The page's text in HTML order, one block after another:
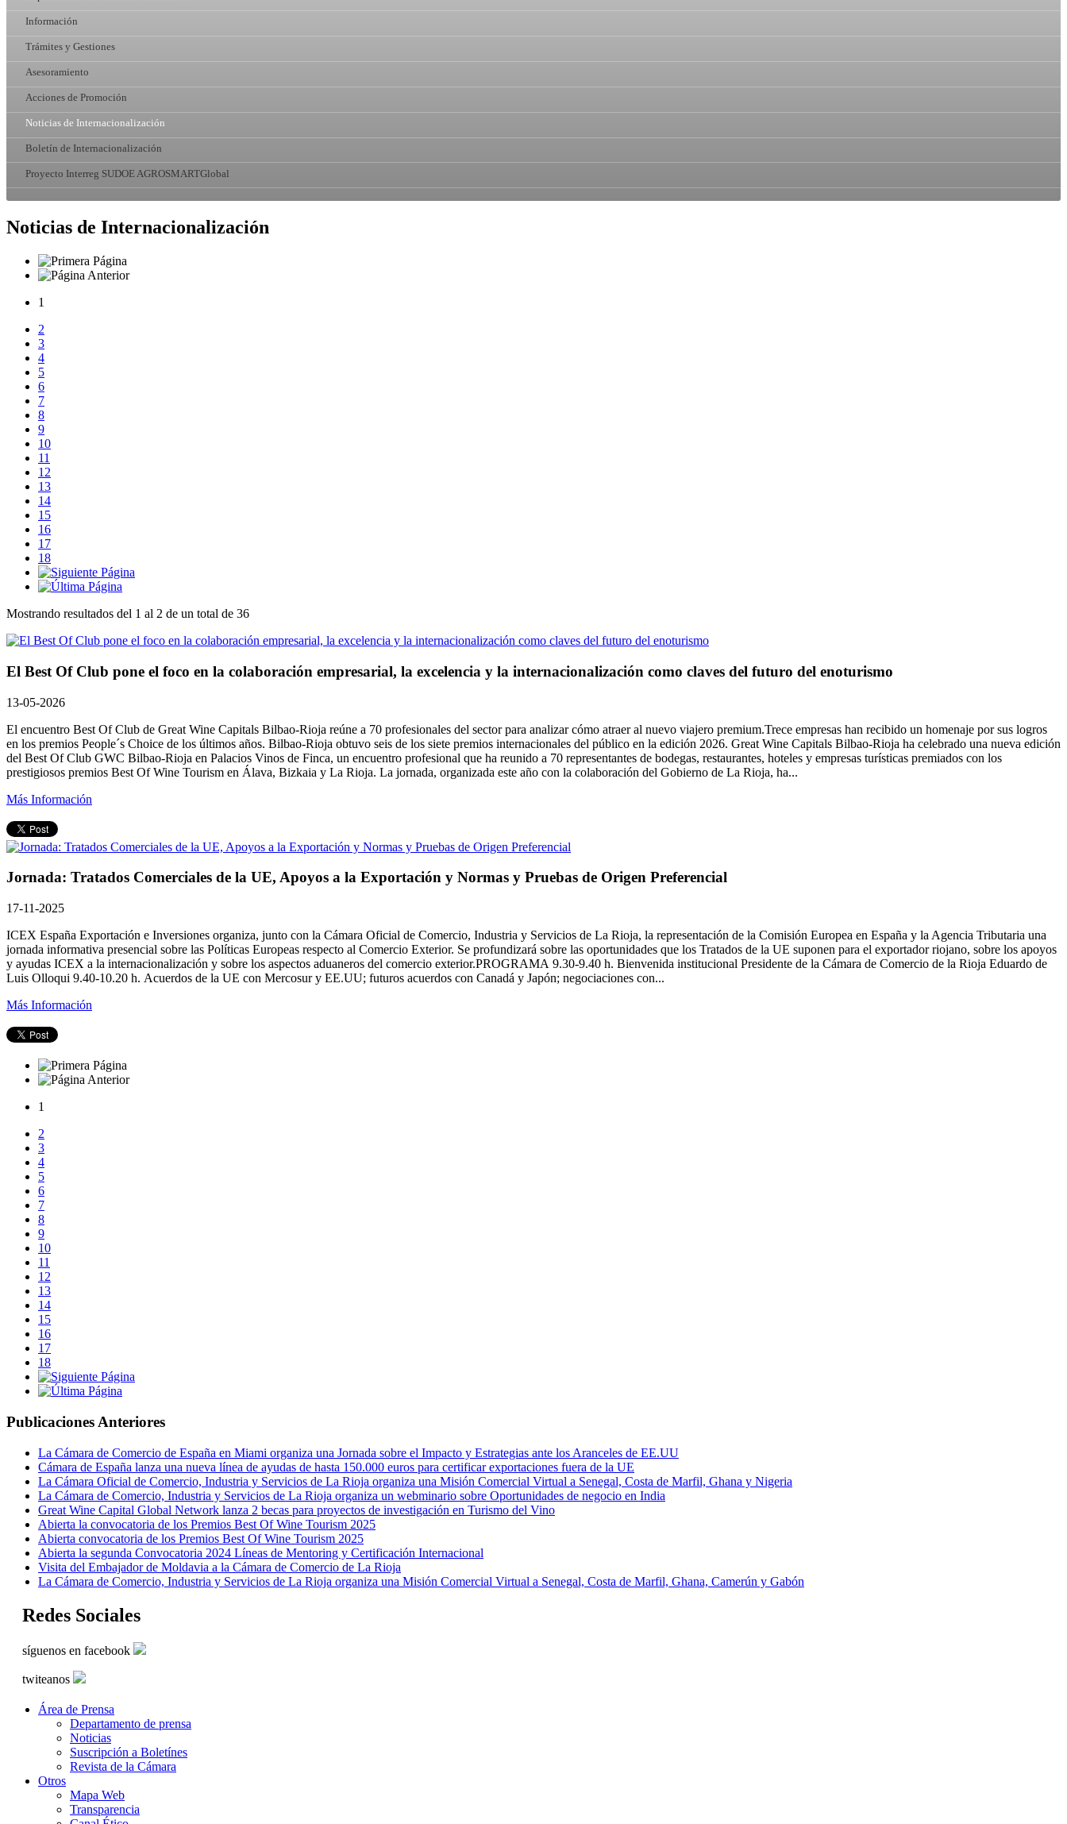
Información
Trámites y Gestiones
Asesoramiento
Acciones de Promoción
Noticias de Internacionalización
Boletín de Internacionalización
Proyecto Interreg SUDOE AGROSMARTGlobal
Noticias de Internacionalización
1
2
3
4
5
6
7
8
9
10
11
12
13
14
15
16
17
18
Mostrando resultados del 1 al 2 de un total de 36
El Best Of Club pone el foco en la colaboración empresarial, la excelencia y la internacionalización como claves del futuro del enoturismo
13-05-2026
El encuentro Best Of Club de Great Wine Capitals Bilbao-Rioja reúne a 70 profesionales del sector para analizar cómo atraer al nuevo viajero premium.Trece empresas han recibido un homenaje por sus logros
en los premios People´s Choice de los últimos años. Bilbao-Rioja obtuvo seis de los siete premios internacionales del público en la edición 2026. Great Wine Capitals Bilbao-Rioja ha celebrado una nueva edición
del Best Of Club GWC Bilbao-Rioja en Palacios Vinos de Finca, un encuentro profesional que ha reunido a 70 representantes de bodegas, restaurantes, hoteles y empresas turísticas premiados con los
prestigiosos premios Best Of Wine Tourism en Álava, Bizkaia y La Rioja. La jornada, organizada este año con la colaboración del Gobierno de La Rioja, ha...
Más Información
Jornada: Tratados Comerciales de la UE, Apoyos a la Exportación y Normas y Pruebas de Origen Preferencial
17-11-2025
ICEX España Exportación e Inversiones organiza, junto con la Cámara Oficial de Comercio, Industria y Servicios de La Rioja, la representación de la Comisión Europea en España y la Agencia Tributaria una
jornada informativa presencial sobre las Políticas Europeas respecto al Comercio Exterior. Se profundizará sobre las oportunidades que los Tratados de la UE suponen para el exportador riojano, sobre los apoyos
y ayudas ICEX a la internacionalización y sobre los aspectos aduaneros del comercio exterior.PROGRAMA 9.30-9.40 h. Bienvenida institucional Presidente de la Cámara de Comercio de la Rioja Eduardo de
Luis Olloqui 9.40-10.20 h. Acuerdos de la UE con Mercosur y EE.UU; futuros acuerdos con Canadá y Japón; negociaciones con...
Más Información
1
2
3
4
5
6
7
8
9
10
11
12
13
14
15
16
17
18
Publicaciones Anteriores
La Cámara de Comercio de España en Miami organiza una Jornada sobre el Impacto y Estrategias ante los Aranceles de EE.UU
Cámara de España lanza una nueva línea de ayudas de hasta 150.000 euros para certificar exportaciones fuera de la UE
La Cámara Oficial de Comercio, Industria y Servicios de La Rioja organiza una Misión Comercial Virtual a Senegal, Costa de Marfil, Ghana y Nigeria
La Cámara de Comercio, Industria y Servicios de La Rioja organiza un webminario sobre Oportunidades de negocio en India
Great Wine Capital Global Network lanza 2 becas para proyectos de investigación en Turismo del Vino
Abierta la convocatoria de los Premios Best Of Wine Tourism 2025
Abierta convocatoria de los Premios Best Of Wine Tourism 2025
Abierta la segunda Convocatoria 2024 Líneas de Mentoring y Certificación Internacional
Visita del Embajador de Moldavia a la Cámara de Comercio de La Rioja
La Cámara de Comercio, Industria y Servicios de La Rioja organiza una Misión Comercial Virtual a Senegal, Costa de Marfil, Ghana, Camerún y Gabón
Redes Sociales
síguenos en facebook
twiteanos
Área de Prensa
Departamento de prensa
Noticias
Suscripción a Boletínes
Revista de la Cámara
Otros
Mapa Web
Transparencia